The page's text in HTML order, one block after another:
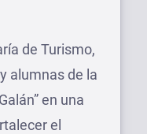
de Turismo,
alumnas de la
en una
el